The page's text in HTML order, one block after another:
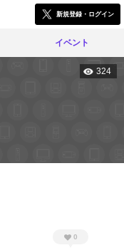
新規登録・ログイン
イベント
324
0